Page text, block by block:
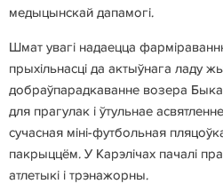
медыцынскай дапамогі.
Шмат увагі надаецца
прыхільнасці да актыўнага ладу
добраўпарадкаванне возера
для прагулак і ўтульнае
сучасная міні-футбольная
пакрыццём. У Карэлічах пачалі
атлетыкі і трэнажорны.